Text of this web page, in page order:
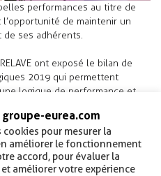
performances au titre de
de maintenir un
ses adhérents.
ont exposé le bilan de
2019 qui permettent
logique de performance et
cette assemblée générale en
des Etats Généraux de
agricole.
eurea.com
pour mesurer la
améliorer le fonctionnement
accord, pour évaluer la
améliorer votre expérience